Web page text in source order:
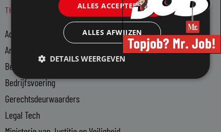
-
i
n
THEMA'S
Advocatuur
Arbeidsmarkt
Bedrijfsjuristen
Bedrijfsvoering
Gerechtsdeurwaarders
Legal Tech
ALLES ACCEPTEREN
ALLES AFWIJZEN
DETAILS WEERGEVEN